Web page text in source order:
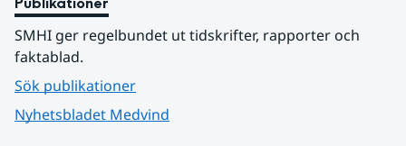
SMHI ger regelbundet ut tidskrifter, rapporter och
faktablad.
Sök publikationer
Nyhetsbladet Medvind